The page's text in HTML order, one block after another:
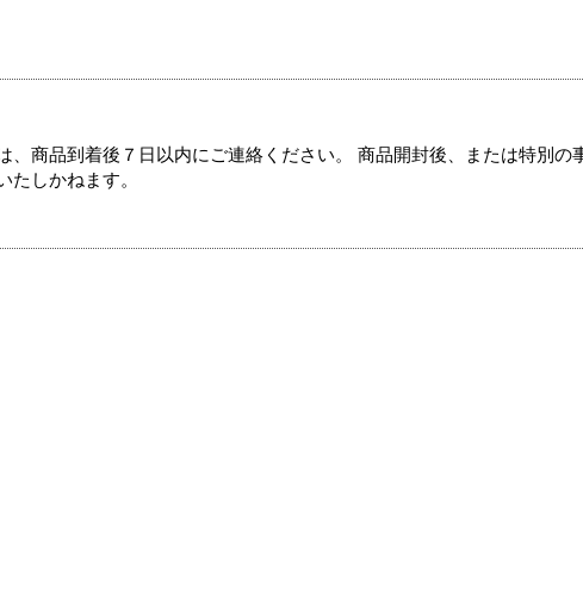
、商品到着後７日以内にご連絡ください。 商品開封後、または特別の
たしかねます。